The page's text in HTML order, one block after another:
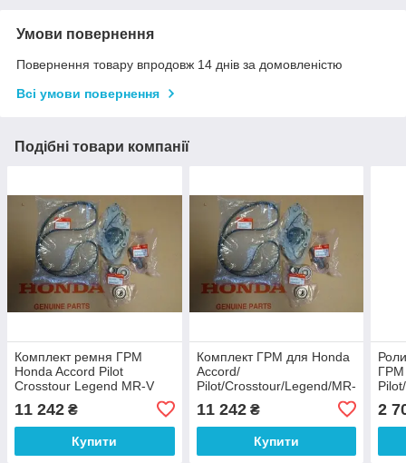
Умови повернення
Повернення товару впродовж 14 днів за домовленістю
Всі умови повернення
Подібні товари компанії
Комплект ремня ГРМ
Honda Accord Pilot
Crosstour Legend MR-V
11 242 ₴
Купити
Комплект ГРМ для Honda
Accord/
Pilot/Crosstour/Legend/MR-
11 242₴
Купити
ГРМ
2